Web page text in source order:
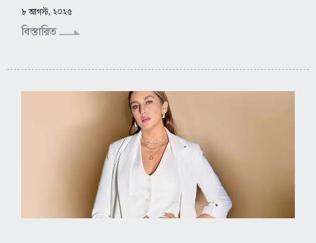
৮ আগস্ট, ২০২৫
বিস্তারিত